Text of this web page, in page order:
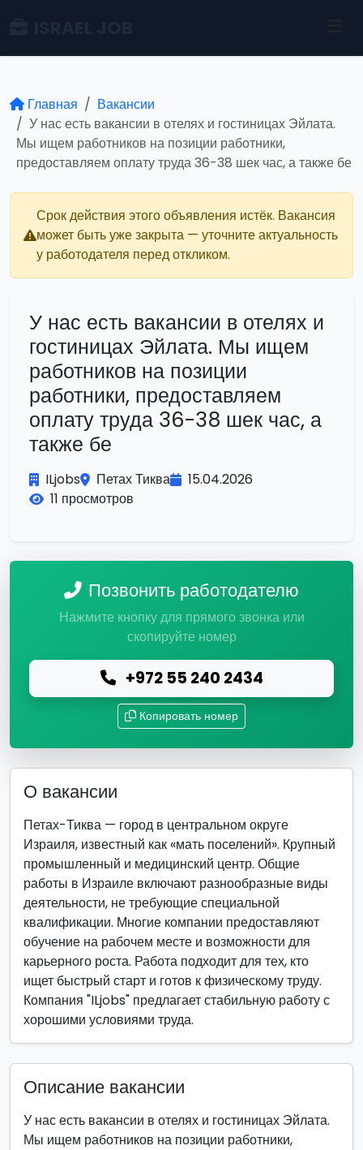
Главная
Вакансии
У нас есть вакансии в отелях и гостиницах Эйлата.
Мы ищем работников на позиции работники,
предоставляем оплату труда 36-38 шек час, а также бе
Срок действия этого объявления истёк. Вакансия
может быть уже закрыта — уточните актуальность
у работодателя перед откликом.
У нас есть вакансии в отелях и
гостиницах Эйлата. Мы ищем
работников на позиции
работники, предоставляем
оплату труда 36-38 шек час, а
также бе
ILjobs Петах Тиква
15.04.2026
11 просмотров
Позвонить работодателю
Нажмите кнопку для прямого звонка или
скопируйте номер
+972 55 240 2434
Копировать номер
О вакансии
Петах-Тиква — город в центральном округе
Израиля, известный как «мать поселений». Крупный
промышленный и медицинский центр. Общие
работы в Израиле включают разнообразные виды
деятельности, не требующие специальной
квалификации. Многие компании предоставляют
обучение на рабочем месте и возможности для
карьерного роста. Работа подходит для тех, кто
ищет быстрый старт и готов к физическому труду.
Компания "ILjobs" предлагает стабильную работу с
хорошими условиями труда.
Описание вакансии
У нас есть вакансии в отелях и гостиницах Эйлата.
Мы ищем работников на позиции работники,